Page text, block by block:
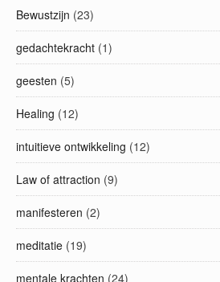
Bewustzijn (23)
gedachtekracht (1)
geesten (5)
Healing (12)
intuitieve ontwikkeling (12)
Law of attraction (9)
manifesteren (2)
meditatie (19)
mentale krachten (24)